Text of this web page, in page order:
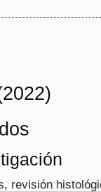
revisión